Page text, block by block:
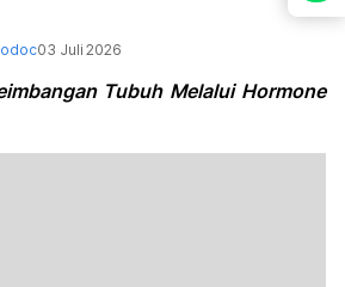
03 Juli 2026
Tubuh Melalui Hormone